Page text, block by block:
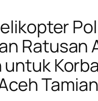
Ratusan
untuk